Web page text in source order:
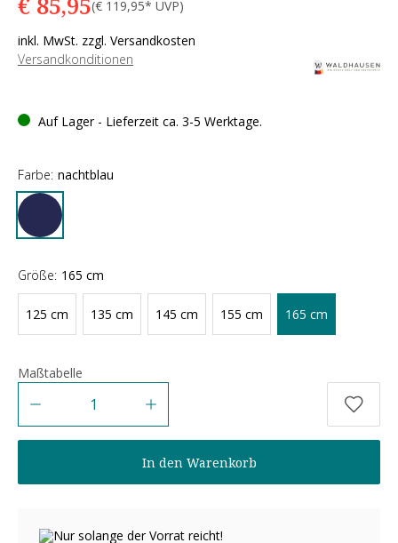
(€ 119,95* UVP)
inkl. MwSt. zzgl. Versandkosten
Versandkonditionen
Auf Lager - Lieferzeit ca. 3-5 Werktage.
Farbe: nachtblau
Größe: 165 cm
125 cm 135 cm 145 cm 155 cm 165 cm
Maßtabelle
In den Warenkorb
Nur solange der Vorrat reicht!